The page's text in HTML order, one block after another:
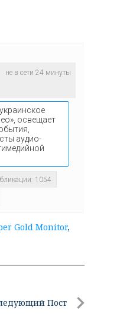
не в сети 24 минуты
освещает
аудио-
1054
Gold Monitor,
Пост